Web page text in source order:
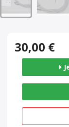
30,00 €